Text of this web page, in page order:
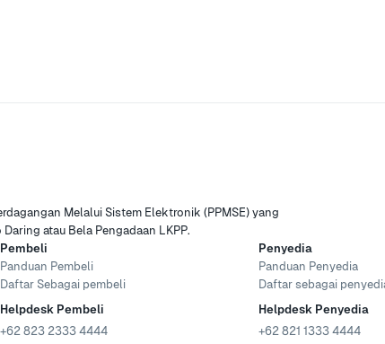
Melalui Sistem Elektronik (PPMSE) yang
atau Bela Pengadaan LKPP.
Pembeli
Panduan Pembeli
Daftar Sebagai pembeli
Helpdesk Pembeli
+62 823 2333 4444
Penyedia
Panduan Penyedia
Daftar sebagai
Helpdesk Penyedia
+62 821 1333 4444